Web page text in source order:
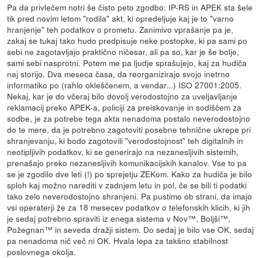
Pa da privlečem notri še čisto peto zgodbo: IP-RS in APEK sta šele
tik pred novim letom "rodila" akt, ki opredeljuje kaj je to "varno
hranjenje" teh podatkov o prometu. Zanimivo vprašanje pa je,
zakaj se tukaj tako hudo predpisuje neke postopke, ki pa sami po
sebi ne zagotavljajo praktično ničesar, ali pa so, kar je še bolje,
sami sebi nasprotni. Potem me pa ljudje sprašujejo, kaj za hudiča
naj storijo. Dva meseca časa, da reorganizirajo svojo inetrno
informatiko po (rahlo okleščenem, a vendar...) ISO 27001:2005.
Nekaj, kar je do včeraj bilo dovolj verodostojno za uveljavljanje
reklamacij preko APEK-a, policiji za preiskovanje in sodiščem za
sodbe, je za potrebe tega akta nenadoma postalo neverodostojno
do te mere, da je potrebno zagotoviti posebne tehnične ukrepe pri
shranjevanju, ki bodo zagotovili "verodostojnost" teh digitalnih in
neotipljivih podatkov, ki se generirajo na nezanesljivih sistemih,
prenašajo preko nezanesljivih komunikacijskih kanalov. Vse to pa
se je zgodilo dve leti (!) po sprejetju ZEKom. Kako za hudiča je bilo
sploh kaj možno narediti v zadnjem letu in pol, če se bili ti podatki
tako zelo neverodostojno shranjeni. Pa pustimo ob strani, da imajo
vsi operaterji že za 18 mesecev podatkov o telefonskih klicih, ki jih
je sedaj potrebno spraviti iz enega sistema v Nov™, Boljši™,
Požegnan™ in seveda dražji sistem. Do sedaj je bilo vse OK, sedaj
pa nenadoma nič več ni OK. Hvala lepa za takšno stabilnost
poslovnega okolja.